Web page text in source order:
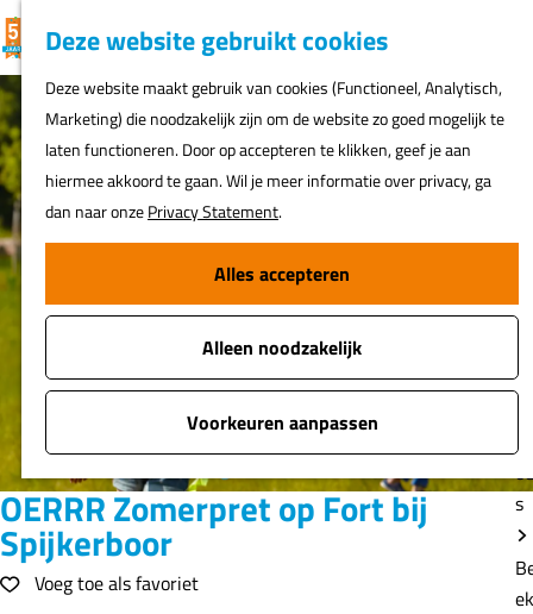
Deze website gebruikt cookies
Deze website maakt gebruik van cookies (Functioneel, Analytisch,
Marketing) die noodzakelijk zijn om de website zo goed mogelijk te
laten functioneren. Door op accepteren te klikken, geef je aan
hiermee akkoord te gaan. Wil je meer informatie over privacy, ga
dan naar onzePrivacy Statement.
Alles accepteren
Alleen noodzakelijk
Voorkeuren aanpassen
G
a
n
a
a
r
d
g
e
F
v
o
r
i
e
t
e
n
K
a
a
r
t
Z
e
k
e
n
MENU
s
OERRR Zomerpret op Fort bij
Spijkerboor
Voeg toe als favorietVoeg toe als favoriet